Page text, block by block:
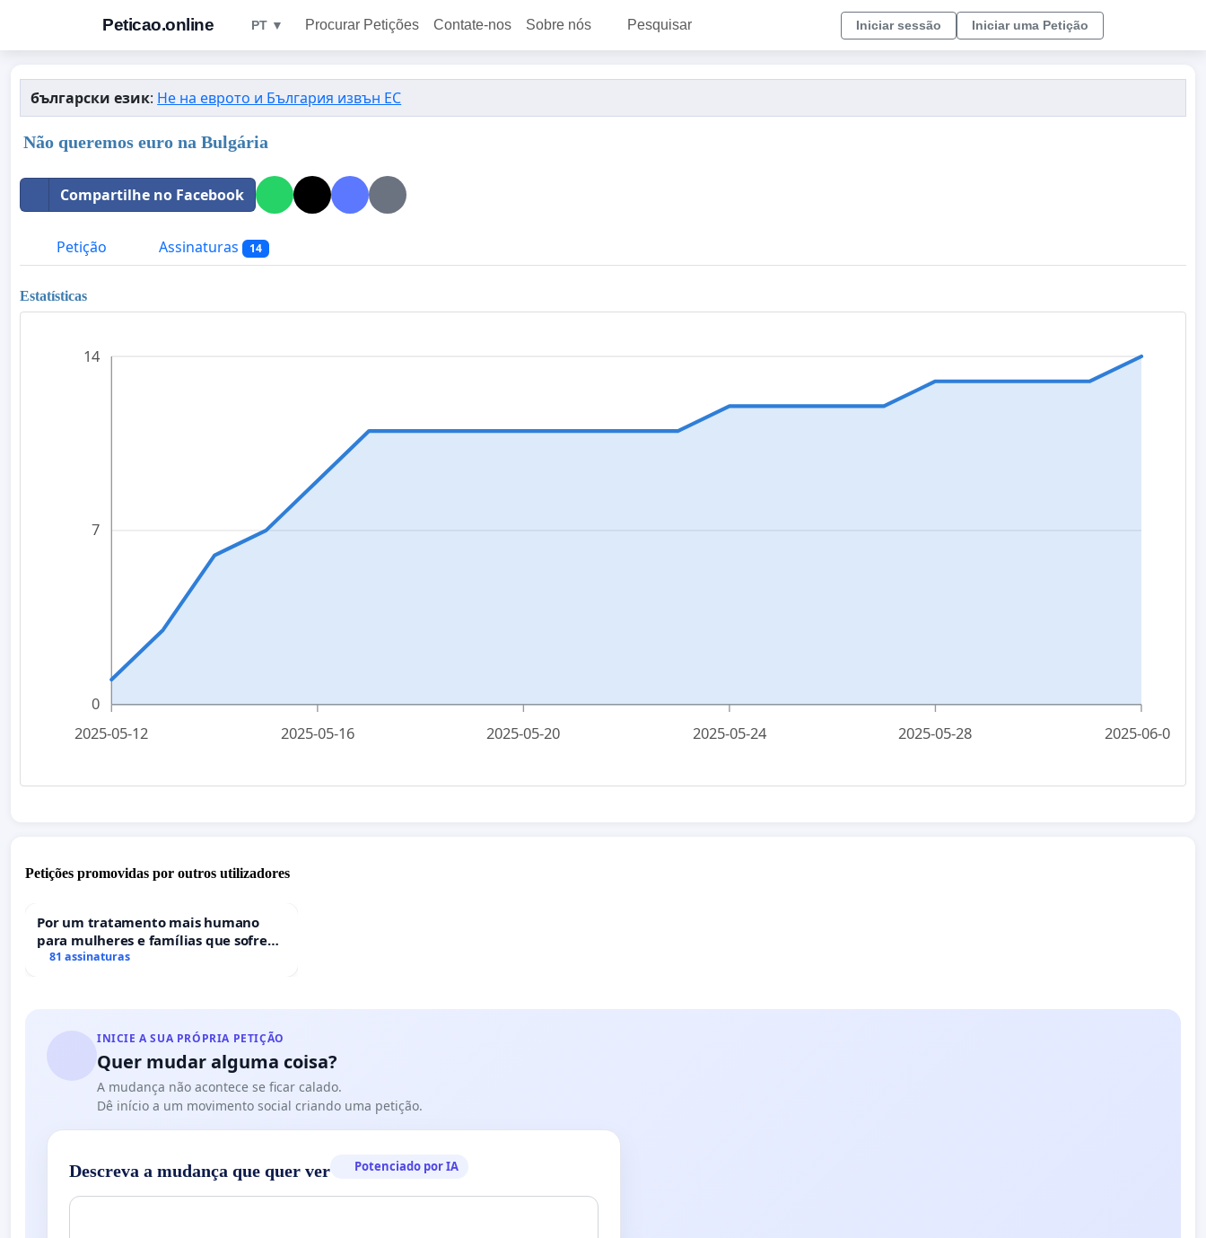
Peticao.online PT ▼ Procurar Petições Contate-nos Sobre nós Pesquisar Iniciar sessão Iniciar uma Petição
български език: Не на еврото и България извън ЕС
Não queremos euro na Bulgária
Compartilhe no Facebook
Petição Assinaturas 14
Estatísticas
0
7
14
2025-05-12 2025-05-16 2025-05-20 2025-05-24 2025-05-28 2025-06-01
Petições promovidas por outros utilizadores
Por um tratamento mais humano
para mulheres e famílias que sofrem
uma perda gestacional nos hospitais
81 assinaturas
INICIE A SUA PRÓPRIA PETIÇÃO
Quer mudar alguma coisa?
A mudança não acontece se ficar calado.
Dê início a um movimento social criando uma petição.
Descreva a mudança que quer ver Potenciado por IA